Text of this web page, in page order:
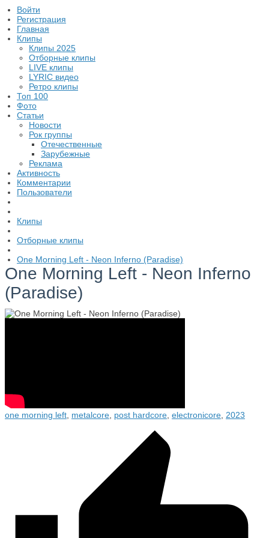
Войти
Регистрация
Главная
Клипы
Клипы 2025
Отборные клипы
LIVE клипы
LYRIC видео
Ретро клипы
Топ 100
Фото
Статьи
Новости
Рок группы
Отечественные
Зарубежные
Реклама
Активность
Комментарии
Пользователи
Клипы
Отборные клипы
One Morning Left - Neon Inferno (Paradise)
One Morning Left - Neon Inferno
(Paradise)
one morning left metalcore post hardcore electronicore 2023